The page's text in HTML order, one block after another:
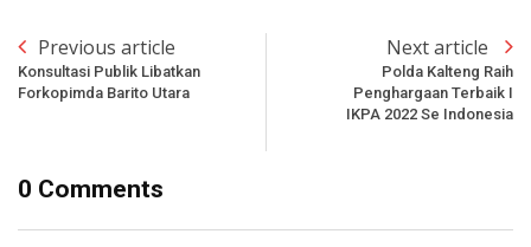
Previous article
Konsultasi Publik Libatkan
Forkopimda Barito Utara
Next article
Polda Kalteng Raih
Penghargaan Terbaik I
IKPA 2022 Se Indonesia
0 Comments